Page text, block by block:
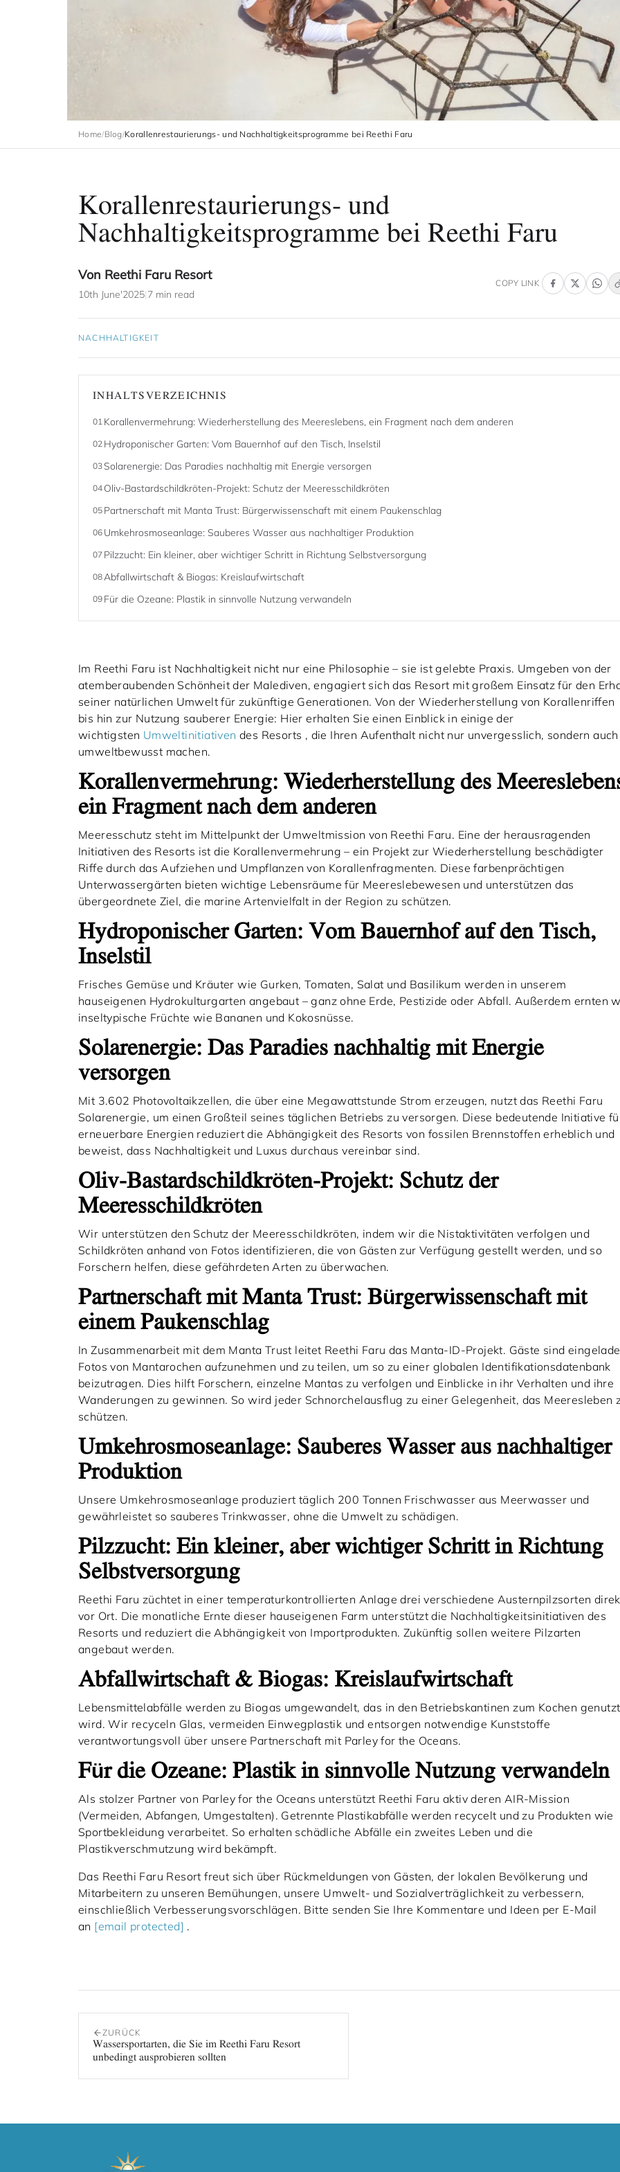
Home/Blog/Korallenrestaurierungs- und Nachhaltigkeitsprogramme bei Reethi Faru
Korallenrestaurierungs- und
Nachhaltigkeitsprogramme bei Reethi Faru
Von Reethi Faru Resort
10th June'2025|7 min read
COPY LINK
NACHHALTIGKEIT
INHALTSVERZEICHNIS
01 Korallenvermehrung: Wiederherstellung des Meereslebens, ein Fragment nach dem anderen
02 Hydroponischer Garten: Vom Bauernhof auf den Tisch, Inselstil
03 Solarenergie: Das Paradies nachhaltig mit Energie versorgen
04 Oliv-Bastardschildkröten-Projekt: Schutz der Meeresschildkröten
05 Partnerschaft mit Manta Trust: Bürgerwissenschaft mit einem Paukenschlag
06 Umkehrosmoseanlage: Sauberes Wasser aus nachhaltiger Produktion
07 Pilzzucht: Ein kleiner, aber wichtiger Schritt in Richtung Selbstversorgung
08Abfallwirtschaft & Biogas: Kreislaufwirtschaft
09 Für die Ozeane: Plastik in sinnvolle Nutzung verwandeln
Im Reethi Faru ist Nachhaltigkeit nicht nur eine Philosophie – sie ist gelebte Praxis. Umgeben von der
atemberaubenden Schönheit der Malediven, engagiert sich das Resort mit großem Einsatz für den
seiner natürlichen Umwelt für zukünftige Generationen. Von der Wiederherstellung von Korallenriffen
bis hin zur Nutzung sauberer Energie: Hier erhalten Sie einen Einblick in einige der
wichtigsten Umweltinitiativen des Resorts , die Ihren Aufenthalt nicht nur unvergesslich, sondern auch
umweltbewusst machen.
Korallenvermehrung: Wiederherstellung des
ein Fragment nach dem anderen
Meeresschutz steht im Mittelpunkt der Umweltmission von Reethi Faru. Eine der herausragenden
Initiativen des Resorts ist die Korallenvermehrung – ein Projekt zur Wiederherstellung beschädigter
Riffe durch das Aufziehen und Umpflanzen von Korallenfragmenten. Diese farbenprächtigen
Unterwassergärten bieten wichtige Lebensräume für Meereslebewesen und unterstützen das
übergeordnete Ziel, die marine Artenvielfalt in der Region zu schützen.
Hydroponischer Garten: Vom Bauernhof auf den Tisch,
Inselstil
Frisches Gemüse und Kräuter wie Gurken, Tomaten, Salat und Basilikum werden in unserem
hauseigenen Hydrokulturgarten angebaut – ganz ohne Erde, Pestizide oder Abfall. Außerdem ernten
inseltypische Früchte wie Bananen und Kokosnüsse.
Solarenergie: Das Paradies nachhaltig mit Energie
versorgen
Mit 3.602 Photovoltaikzellen, die über eine Megawattstunde Strom erzeugen, nutzt das Reethi Faru
Solarenergie, um einen Großteil seines täglichen Betriebs zu versorgen. Diese bedeutende Initiative
erneuerbare Energien reduziert die Abhängigkeit des Resorts von fossilen Brennstoffen erheblich und
beweist, dass Nachhaltigkeit und Luxus durchaus vereinbar sind.
Oliv-Bastardschildkröten-Projekt: Schutz der
Meeresschildkröten
Wir unterstützen den Schutz der Meeresschildkröten, indem wir die Nistaktivitäten verfolgen und
Schildkröten anhand von Fotos identifizieren, die von Gästen zur Verfügung gestellt werden, und so
Forschern helfen, diese gefährdeten Arten zu überwachen.
Partnerschaft mit Manta Trust: Bürgerwissenschaft mit
einem Paukenschlag
In Zusammenarbeit mit dem Manta Trust leitet Reethi Faru das Manta-ID-Projekt. Gäste sind
Fotos von Mantarochen aufzunehmen und zu teilen, um so zu einer globalen Identifikationsdatenbank
beizutragen. Dies hilft Forschern, einzelne Mantas zu verfolgen und Einblicke in ihr Verhalten und ihre
Wanderungen zu gewinnen. So wird jeder Schnorchelausflug zu einer Gelegenheit, das Meeresleben
schützen.
Umkehrosmoseanlage: Sauberes Wasser aus nachhaltiger
Produktion
Unsere Umkehrosmoseanlage produziert täglich 200 Tonnen Frischwasser aus Meerwasser und
gewährleistet so sauberes Trinkwasser, ohne die Umwelt zu schädigen.
Pilzzucht: Ein kleiner, aber wichtiger Schritt in Richtung
Selbstversorgung
Reethi Faru züchtet in einer temperaturkontrollierten Anlage drei verschiedene Austernpilzsorten
vor Ort. Die monatliche Ernte dieser hauseigenen Farm unterstützt die Nachhaltigkeitsinitiativen des
Resorts und reduziert die Abhängigkeit von Importprodukten. Zukünftig sollen weitere Pilzarten
angebaut werden.
Abfallwirtschaft & Biogas: Kreislaufwirtschaft
Lebensmittelabfälle werden zu Biogas umgewandelt, das in den Betriebskantinen zum Kochen genutzt
wird. Wir recyceln Glas, vermeiden Einwegplastik und entsorgen notwendige Kunststoffe
verantwortungsvoll über unsere Partnerschaft mit Parley for the Oceans.
Für die Ozeane: Plastik in sinnvolle Nutzung verwandeln
Als stolzer Partner von Parley for the Oceans unterstützt Reethi Faru aktiv deren AIR-Mission
(Vermeiden, Abfangen, Umgestalten). Getrennte Plastikabfälle werden recycelt und zu Produkten wie
Sportbekleidung verarbeitet. So erhalten schädliche Abfälle ein zweites Leben und die
Plastikverschmutzung wird bekämpft.
Das Reethi Faru Resort freut sich über Rückmeldungen von Gästen, der lokalen Bevölkerung und
Mitarbeitern zu unseren Bemühungen, unsere Umwelt- und Sozialverträglichkeit zu verbessern,
einschließlich Verbesserungsvorschlägen. Bitte senden Sie Ihre Kommentare und Ideen per E-Mail
an [email protected] .
ZURÜCK
Wassersportarten, die Sie im Reethi Faru Resort
unbedingt ausprobieren sollten